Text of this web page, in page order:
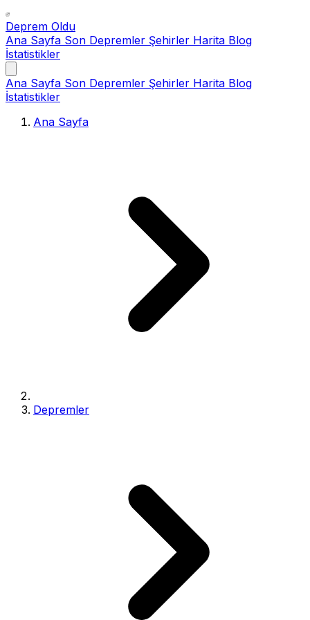
Deprem Oldu
Ana Sayfa Son Depremler Şehirler Harita Blog
İstatistikler
Ana Sayfa Son Depremler Şehirler Harita Blog
İstatistikler
Ana Sayfa
Depremler